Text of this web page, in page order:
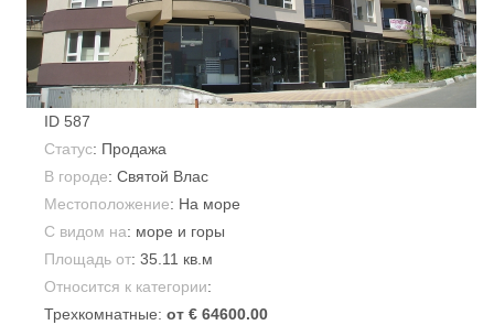
ID 587
Статус: Продажа
В городе: Святой Влас
Местоположение: На море
С видом на: море и горы
Площадь от: 35.11 кв.м
Относится к категории:
Трехкомнатные: от € 64600.00